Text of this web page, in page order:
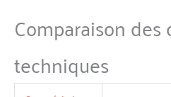
Comparaison
techniques